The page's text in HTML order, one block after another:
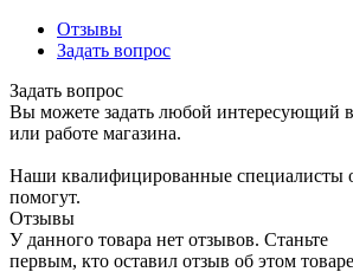
Отзывы
Задать вопрос
Задать вопрос
Вы можете задать любой интересующий
или работе магазина.
Наши квалифицированные специалисты
помогут.
Отзывы
У данного товара нет отзывов. Станьте
первым, кто оставил отзыв об этом